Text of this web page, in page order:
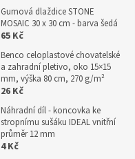
Gumová dlaždice STONE
MOSAIC 30 x 30 cm - barva šedá
65 Kč
Benco celoplastové chovatelské
a zahradní pletivo, oko 15×15
mm, výška 80 cm, 270 g/m²
26 Kč
Náhradní díl - koncovka ke
stropnímu sušáku IDEAL vnitřní
průměr 12 mm
4 Kč